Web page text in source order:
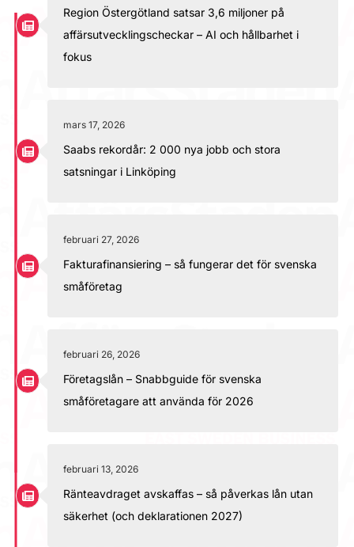
Region Östergötland satsar 3,6 miljoner på
affärsutvecklingscheckar – AI och hållbarhet i
fokus
mars 17, 2026
Saabs rekordår: 2 000 nya jobb och stora
satsningar i Linköping
februari 27, 2026
Fakturafinansiering – så fungerar det för svenska
småföretag
februari 26, 2026
Företagslån – Snabbguide för svenska
småföretagare att använda för 2026
februari 13, 2026
Ränteavdraget avskaffas – så påverkas lån utan
säkerhet (och deklarationen 2027)